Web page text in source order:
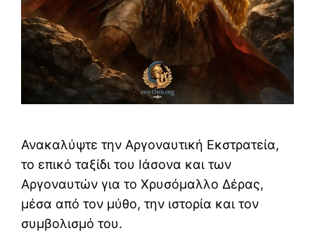
Ανακαλύψτε την Αργοναυτική Εκστρατεία,
το επικό ταξίδι του Ιάσονα και των
Αργοναυτών για το Χρυσόμαλλο Δέρας,
μέσα από τον μύθο, την ιστορία και τον
συμβολισμό του.